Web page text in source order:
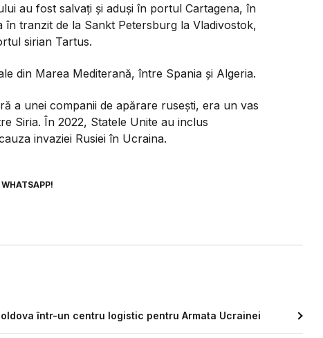
au fost salvați și aduși în portul Cartagena, în
tranzit de la Sankt Petersburg la Vladivostok,
sirian Tartus.
din Marea Mediterană, între Spania şi Algeria.
a unei companii de apărare rusești, era un vas
Siria. În 2022, Statele Unite au inclus
invaziei Rusiei în Ucraina.
într-un centru logistic pentru Armata Ucrainei